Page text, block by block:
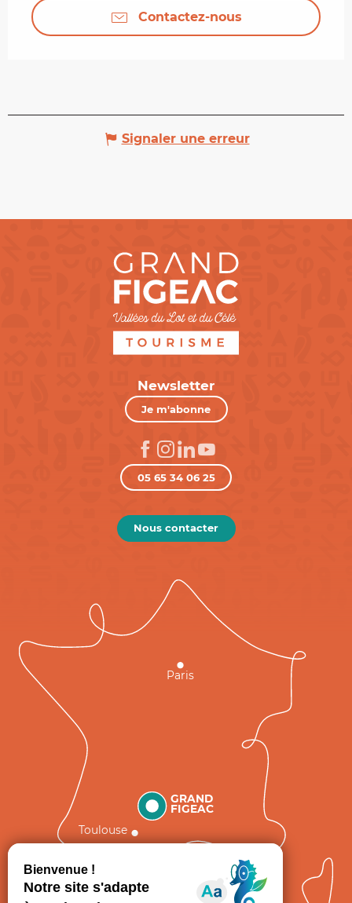
Contactez-nous
Signaler une erreur
Newsletter
Je m'abonne
05 65 34 06 25
Nous contacter
GRAND
FIGEAC
Toulouse
Paris